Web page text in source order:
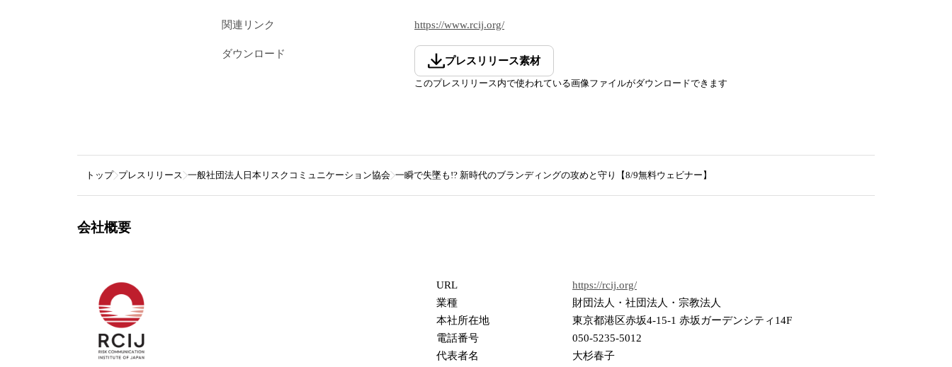
関連リンク https://www.rcij.org/
ダウンロード
プレスリリース素材
このプレスリリース内で使われている画像ファイルがダウンロードできます
トップ プレスリリース 一般社団法人日本リスクコミュニケーション協会 一瞬で失墜も!? 新時代のブランディングの攻めと守り【8/9無料ウェビナー】
会社概要
URL
https://rcij.org/
業種
財団法人・社団法人・宗教法人
本社所在地
東京都港区赤坂4-15-1 赤坂ガーデンシティ14F
電話番号
050-5235-5012
代表者名
大杉春子